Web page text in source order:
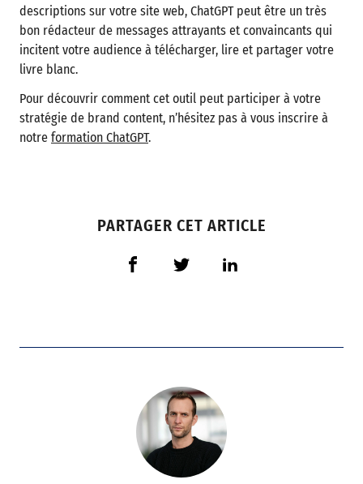
descriptions sur votre site web, ChatGPT peut être un très
bon rédacteur de messages attrayants et convaincants qui
incitent votre audience à télécharger, lire et partager votre
livre blanc.
Pour découvrir comment cet outil peut participer à votre
stratégie de brand content, n’hésitez pas à vous inscrire à
notre formation ChatGPT.
PARTAGER CET ARTICLE